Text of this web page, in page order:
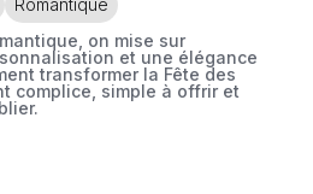
Romantique
on mise sur
et une élégance
transformer la Fête des
complice, simple à offrir et